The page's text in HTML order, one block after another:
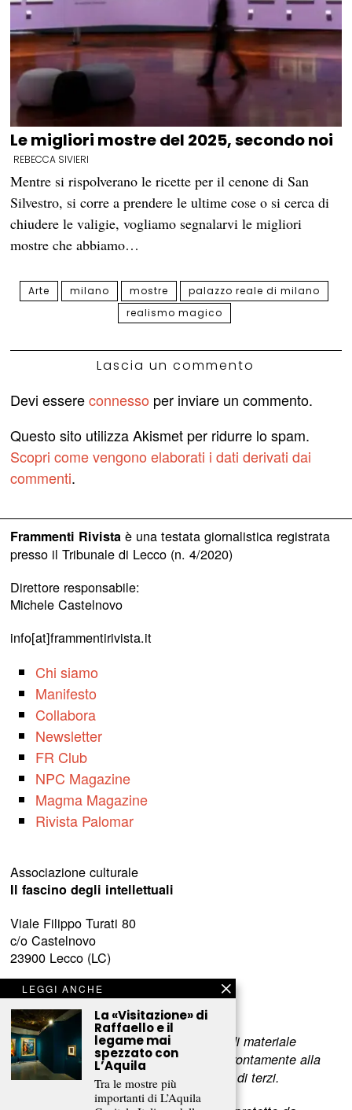
Le migliori mostre del 2025, secondo noi
REBECCA SIVIERI
Mentre si rispolverano le ricette per il cenone di San
Silvestro, si corre a prendere le ultime cose o si cerca di
chiudere le valigie, vogliamo segnalarvi le migliori
mostre che abbiamo…
Arte milano mostre
palazzo reale di milano
realismo magico
Lascia un commento
Devi essereconnesso per inviare un commento.
Questo sito utilizza Akismet per ridurre lo spam.
Scopri come vengono elaborati i dati derivati dai
commenti.
Frammenti Rivistaè una testata giornalistica registrata
presso il Tribunale di Lecco (n. 4/2020)
Direttore responsabile:
Michele Castelnovo
info[at]frammentirivista.it
Chi siamo
Manifesto
Collabora
Newsletter
FR Club
NPC Magazine
Magma Magazine
Rivista Palomar
Associazione culturale
Il fascino degli intellettuali
Viale Filippo Turati 80
c/o Castelnovo
23900 Lecco (LC)
www.fascinointellettuali.it
info[at]fascinointellettuali.it
Per segnalare eventuali errori nell’uso di materiale
riservato,scriveteci e provvederemo prontamente alla
rimozione del materiale lesivo dei diritti di terzi.
LEGGI ANCHE
La «Visitazione» di
Raffaello e il
legame mai
spezzato con
L’Aquila
Tra le mostre più
importanti di L’Aquila